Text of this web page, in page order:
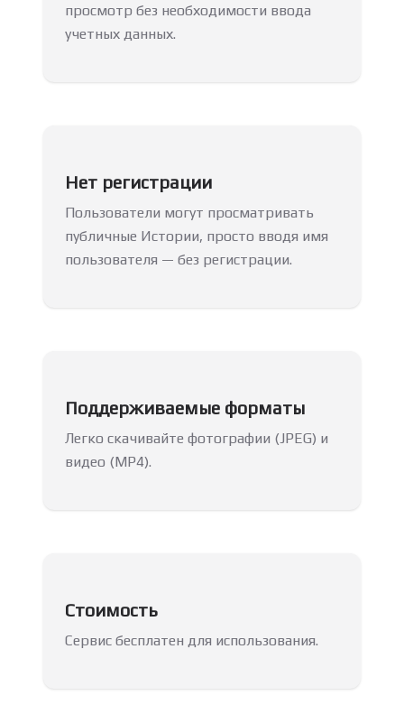
просмотр без необходимости ввода
учетных данных.
Нет регистрации
Пользователи могут просматривать
публичные Истории, просто вводя имя
пользователя — без регистрации.
Поддерживаемые форматы
Легко скачивайте фотографии (JPEG) и
видео (MP4).
Стоимость
Сервис бесплатен для использования.